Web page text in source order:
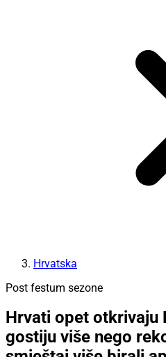
Hrvatska
Post festum sezone
Hrvati opet otkrivaju
gostiju više nego